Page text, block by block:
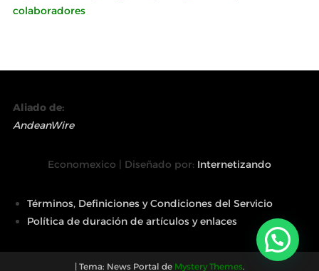
colaboradores
Aliado de:
AndeanWire
Economexico | Diseñado por: Internetizando
Términos, Definiciones y Condiciones del Servicio
Política de duración de artículos y enlaces
| Tema: News Portal de Mystery Themes.